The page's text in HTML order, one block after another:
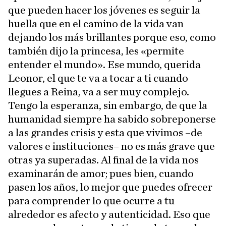
que pueden hacer los jóvenes es seguir la
huella que en el camino de la vida van
dejando los más brillantes porque eso, como
también dijo la princesa, les «permite
entender el mundo». Ese mundo, querida
Leonor, el que te va a tocar a ti cuando
llegues a Reina, va a ser muy complejo.
Tengo la esperanza, sin embargo, de que la
humanidad siempre ha sabido sobreponerse
a las grandes crisis y esta que vivimos –de
valores e instituciones– no es más grave que
otras ya superadas. Al final de la vida nos
examinarán de amor; pues bien, cuando
pasen los años, lo mejor que puedes ofrecer
para comprender lo que ocurre a tu
alrededor es afecto y autenticidad. Eso que